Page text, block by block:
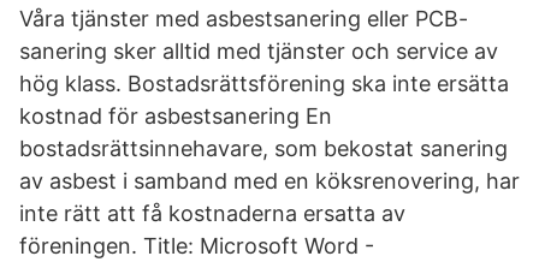
Våra tjänster med asbestsanering eller PCB-
sanering sker alltid med tjänster och service av
hög klass. Bostadsrättsförening ska inte ersätta
kostnad för asbestsanering En
bostadsrättsinnehavare, som bekostat sanering
av asbest i samband med en köksrenovering, har
inte rätt att få kostnaderna ersatta av
föreningen. Title: Microsoft Word -